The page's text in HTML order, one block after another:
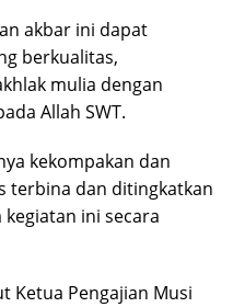
akbar ini dapat
berkualitas,
mulia dengan
Allah SWT.
kekompakan dan
terbina dan ditingkatkan
ini secara
Ketua Pengajian Musi